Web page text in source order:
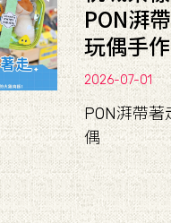
PON湃
玩偶手
2026-07-01
PON湃帶著
偶